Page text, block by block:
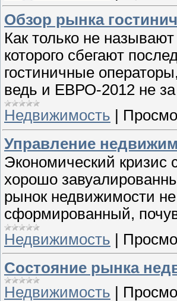
Обзор рынка
Как только не
которого сбегают
гостиничные
ведь и ЕВРО-2012 не за
Недвижимость
Управление
Экономический
хорошо
рынок недвижимости
сформированный,
Недвижимость
Состояние рынка
Недвижимость |